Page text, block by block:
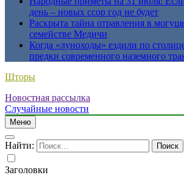
день – новых ссор год не будет
Раскрыта тайна отравления в
семействе Медичи
Когда «луноходы» ездили по
предки современного наземного
Шторы
Новостная рассылка
Случайные новости
Меню
Найти:
Заголовки